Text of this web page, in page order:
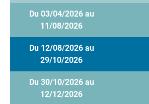
Du 03/04/2026 au
11/08/2026
Du 12/08/2026 au
29/10/2026
Du 30/10/2026 au
12/12/2026